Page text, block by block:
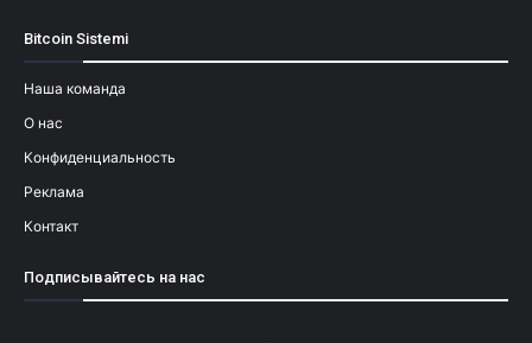
Bitcoin Sistemi
Наша команда
О нас
Конфиденциальность
Реклама
Контакт
Подписывайтесь на нас